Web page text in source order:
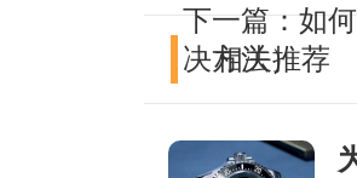
下一篇： 如
决方法）
相关推荐